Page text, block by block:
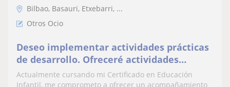
Bilbao, Basauri, Etxebarri, ...
Otros Ocio
Deseo implementar actividades prácticas
de desarrollo. Ofreceré actividades
educativas que contribuyan a su
desarrollo emocional e
Actualmente cursando mi Certificado en Educación
Infantil, me comprometo a ofrecer un acompañamiento